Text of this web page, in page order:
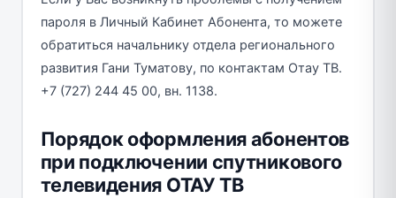
пароля в Личный Кабинет Абонента, то можете
обратиться начальнику отдела регионального
развития Гани Туматову, по контактам Отау ТВ.
+7 (727) 244 45 00, вн. 1138.
Порядок оформления абонентов
при подключении спутникового
телевидения ОТАУ ТВ